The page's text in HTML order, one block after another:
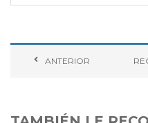
ANTERIOR